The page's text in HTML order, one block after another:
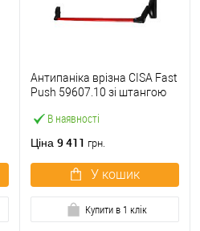
В наявності
Антипаніка врізна CISA Fast
Push 59607.10 зі штангою
Ціна 9 411 грн.
У кошик
Купити в 1 клік